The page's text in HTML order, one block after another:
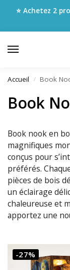
⭐ Achetez 2
Accueil / Book
Book
Book nook en
magnifiques
conçus pour
préférés.
pièces de bois
un éclairage
chaleureuse et
apportez une
-27%